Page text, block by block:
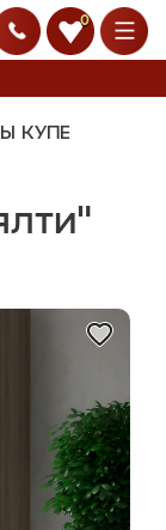
0
КУПЕ